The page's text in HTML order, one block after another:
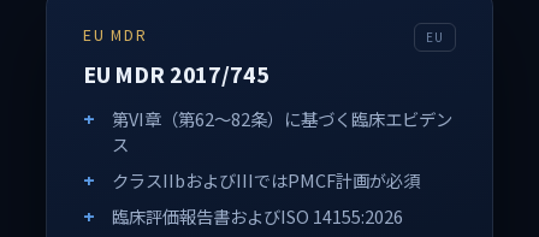
EU
EU MDR
EU MDR 2017/745
第VI章（第62～82条）に基づく臨床エビデン
ス
クラスIIbおよびIIIではPMCF計画が必須
臨床評価報告書およびISO 14155:2026